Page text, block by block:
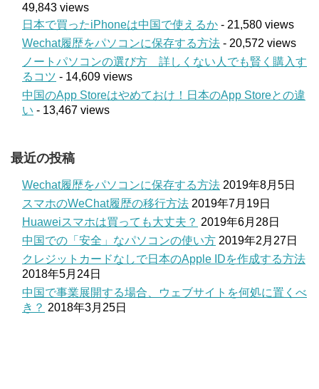
49,843 views
日本で買ったiPhoneは中国で使えるか - 21,580 views
Wechat履歴をパソコンに保存する方法 - 20,572 views
ノートパソコンの選び方 詳しくない人でも賢く購入す
るコツ - 14,609 views
中国のApp Storeはやめておけ！日本のApp Storeとの違
い - 13,467 views
最近の投稿
Wechat履歴をパソコンに保存する方法 2019年8月5日
スマホのWeChat履歴の移行方法 2019年7月19日
Huaweiスマホは買っても大丈夫？ 2019年6月28日
中国での「安全」なパソコンの使い方 2019年2月27日
クレジットカードなしで日本のApple IDを作成する方法
2018年5月24日
中国で事業展開する場合、ウェブサイトを何処に置くべ
き？ 2018年3月25日